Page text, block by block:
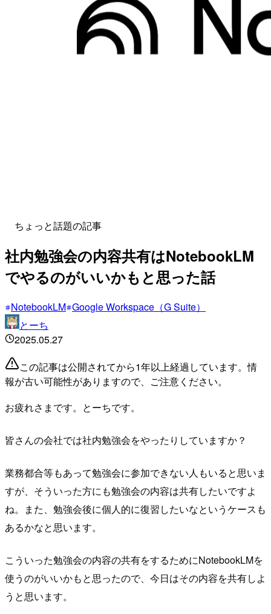
ちょっと話題の記事
社内勉強会の内容共有はNotebookLM
でやるのがいいかもと思った話
NotebookLM Google Workspace（G Suite）
とーち
2025.05.27
この記事は公開されてから1年以上経過しています。情
報が古い可能性がありますので、ご注意ください。
お疲れさまです。とーちです。
皆さんの会社では社内勉強会をやったりしていますか？
業務都合等もあって勉強会に参加できない人もいると思いま
すが、そういった方にも勉強会の内容は共有したいですよ
ね。また、勉強会後に個人的に復習したいなというケースも
あるかなと思います。
こういった勉強会の内容の共有をするためにNotebookLMを
使うのがいいかもと思ったので、今日はその内容を共有しよ
うと思います。